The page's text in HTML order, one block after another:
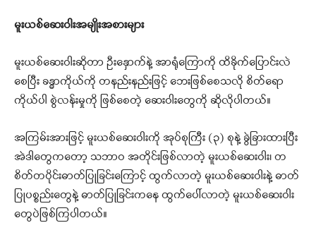
မူးယစ်ဆေးဝါးအမျိုးအစားများ
မူးယစ်ဆေးဝါးဆိုတာ ဦးနှောက်နဲ့ အာရုံကြောကို ထိခိုက်ပြောင်းလဲ
စေပြီး ခန္ဓာကိုယ်ကို တနည်းနည်းဖြင့် ဘေးဖြစ်စေသလို စိတ်ရော
ကိုယ်ပါ စွဲလန်းမှုကို ဖြစ်စေတဲ့ ဆေးဝါးတွေကို ဆိုလိုပါတယ်။
အကြမ်းအားဖြင့် မူးယစ်ဆေးဝါးကို အုပ်စုကြီး (၃) စုနဲ့ ခွဲခြားထားပြီး
အဲဒါတွေကတော့ သဘာဝ အတိုင်းဖြစ်လာတဲ့ မူးယစ်ဆေးဝါး၊ တ
စိတ်တပိုင်းဓာတ်ပြုခြင်းကြောင့် ထွက်လာတဲ့ မူးယစ်ဆေးဝါးနဲ့ ဓာတ်
ပြုပစ္စည်းတွေနဲ့ ဓာတ်ပြုခြင်းကနေ ထွက်ပေါ်လာတဲ့ မူးယစ်ဆေးဝါး
တွေပဲဖြစ်ကြပါတယ်။